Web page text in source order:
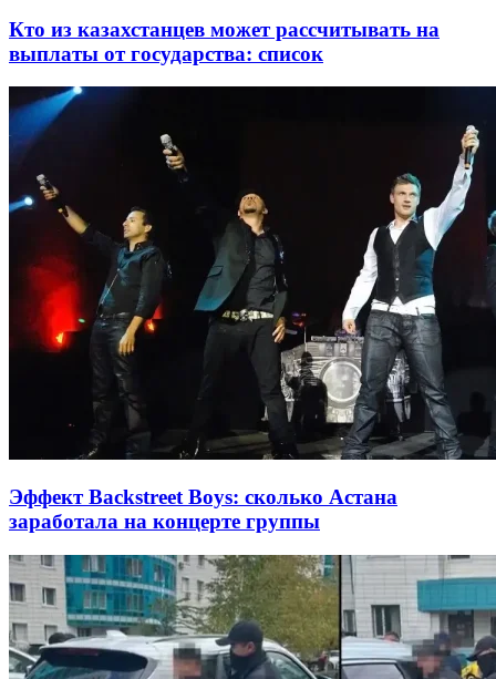
Кто из казахстанцев может рассчитывать на
выплаты от государства: список
Эффект Backstreet Boys: сколько Астана
заработала на концерте группы